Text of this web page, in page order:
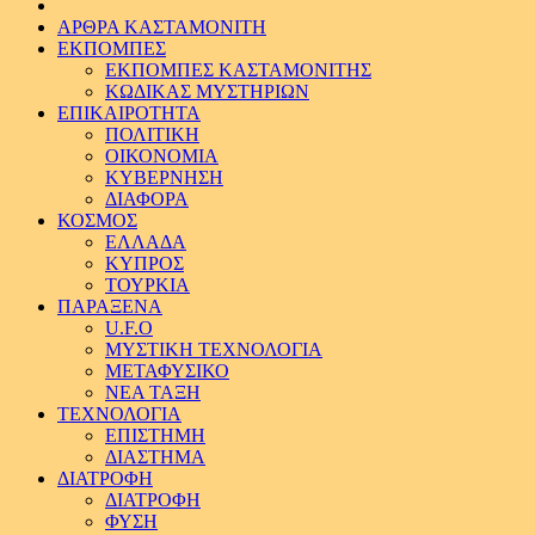
ΑΡΘΡΑ ΚΑΣΤΑΜΟΝΙΤΗ
ΕΚΠΟΜΠΕΣ
ΕΚΠΟΜΠΕΣ ΚΑΣΤΑΜΟΝΙΤΗΣ
ΚΩΔΙΚΑΣ ΜΥΣΤΗΡΙΩΝ
ΕΠΙΚΑΙΡΟΤΗΤΑ
ΠΟΛΙΤΙΚΗ
ΟΙΚΟΝΟΜΙΑ
ΚΥΒΕΡΝΗΣΗ
ΔΙΑΦΟΡΑ
ΚΟΣΜΟΣ
ΕΛΛΑΔΑ
ΚΥΠΡΟΣ
ΤΟΥΡΚΙΑ
ΠΑΡΑΞΕΝΑ
U.F.O
ΜΥΣΤΙΚΗ ΤΕΧΝΟΛΟΓΙΑ
ΜΕΤΑΦΥΣΙΚΟ
ΝΕΑ ΤΑΞΗ
ΤΕΧΝΟΛΟΓΙΑ
ΕΠΙΣΤΗΜΗ
ΔΙΑΣΤΗΜΑ
ΔΙΑΤΡΟΦΗ
ΔΙΑΤΡΟΦΗ
ΦΥΣΗ